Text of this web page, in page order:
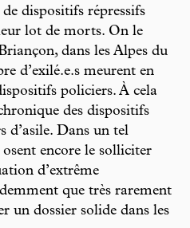
dispositifs répressifs
lot de morts. On le
dans les Alpes du
d’exilé.e.s meurent en
policiers. À cela
des dispositifs
d’asile. Dans un tel
encore le solliciter
d’extrême
que très rarement
un dossier solide dans les